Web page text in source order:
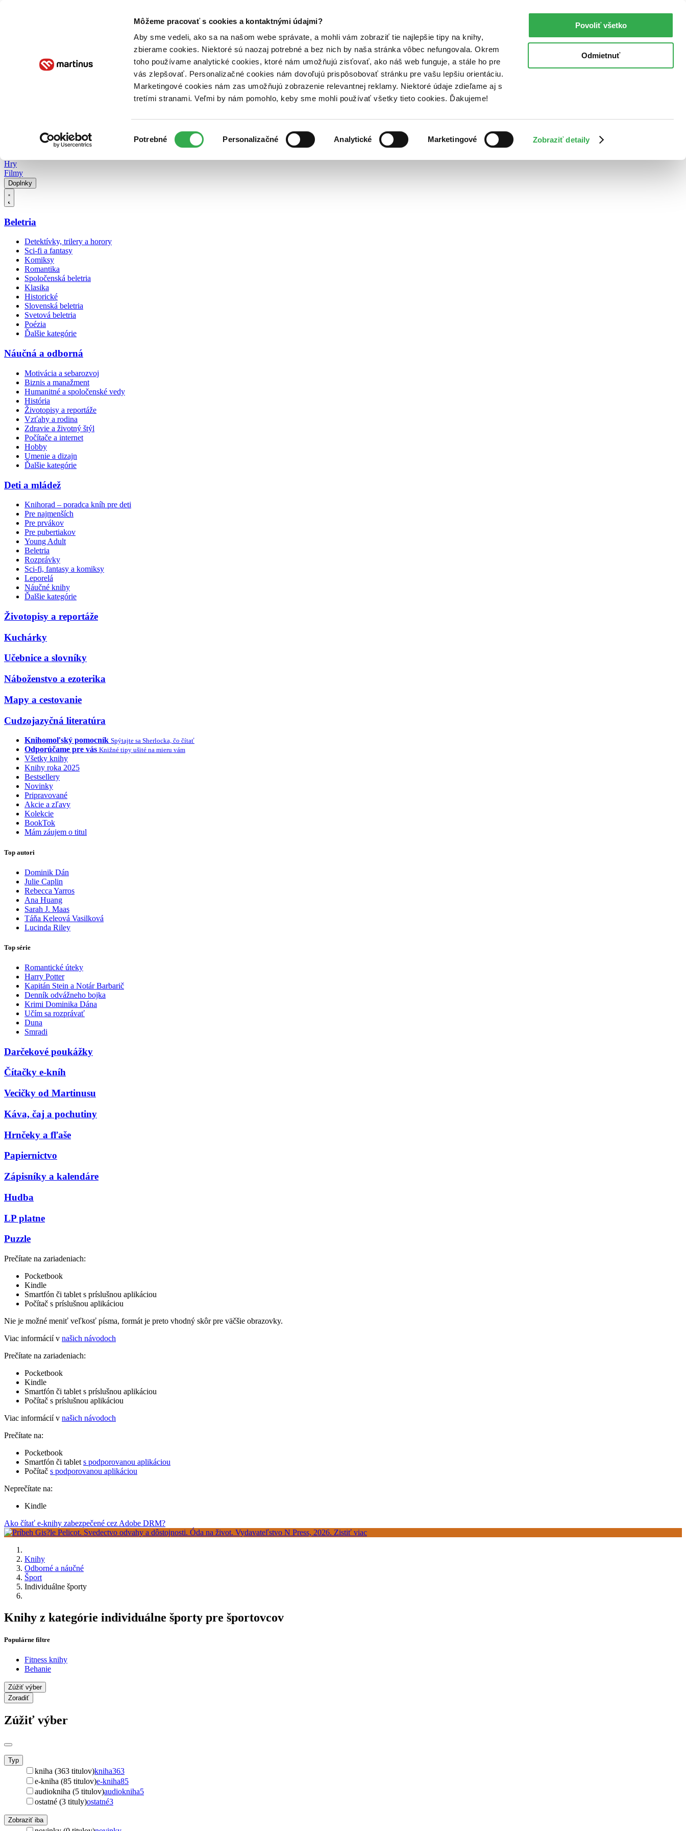
Môžeme pracovať s cookies a kontaktnými údajmi?
Aby sme vedeli, ako sa na našom webe správate, a mohli vám zobraziť tie najlepšie tipy na knihy,
zbierame cookies. Niektoré sú naozaj potrebné a bez nich by naša stránka vôbec nefungovala. Okrem
toho používame analytické cookies, ktoré nám umožňujú zisťovať, ako náš web funguje, a stále ho pre
vás zlepšovať. Personalizačné cookies nám dovoľujú prispôsobovať stránku pre vašu lepšiu orientáciu.
Marketingové cookies nám zas umožňujú zobrazenie relevantnej reklamy. Niektoré údaje zdieľame aj s
tretími stranami. Veľmi by nám pomohlo, keby sme mohli používať všetky tieto cookies. Ďakujeme!
súhlasu
Potrebné Personalizačné Analytické Marketingové Zobraziť detaily
Povoliť všetko
Odmietnuť
Poukážky Kontakt
Hry
Filmy
Doplnky
Beletria
Detektívky, trilery a horory
Sci-fi a fantasy
Komiksy
Romantika
Spoločenská beletria
Klasika
Historické
Slovenská beletria
Svetová beletria
Poézia
Ďalšie kategórie
Náučná a odborná
Motivácia a sebarozvoj
Biznis a manažment
Humanitné a spoločenské vedy
História
Životopisy a reportáže
Vzťahy a rodina
Zdravie a životný štýl
Počítače a internet
Hobby
Umenie a dizajn
Ďalšie kategórie
Deti a mládež
Knihorad – poradca kníh pre deti
Pre najmenších
Pre prvákov
Pre pubertiakov
Young Adult
Beletria
Rozprávky
Sci-fi, fantasy a komiksy
Leporelá
Náučné knihy
Ďalšie kategórie
Životopisy a reportáže
Kuchárky
Učebnice a slovníky
Náboženstvo a ezoterika
Mapy a cestovanie
Cudzojazyčná literatúra
Knihomoľský pomocník Spýtajte sa Sherlocka, čo čítať
Odporúčame pre vás Knižné tipy ušité na mieru vám
Všetky knihy
Knihy roka 2025
Bestsellery
Novinky
Pripravované
Akcie a zľavy
Kolekcie
BookTok
Mám záujem o titul
Top autori
Dominik Dán
Julie Caplin
Rebecca Yarros
Ana Huang
Sarah J. Maas
Táňa Keleová Vasilková
Lucinda Riley
Top série
Romantické úteky
Harry Potter
Kapitán Stein a Notár Barbarič
Denník odvážneho bojka
Krimi Dominika Dána
Učím sa rozprávať
Duna
Smradi
Darčekové poukážky
Čítačky e-kníh
Vecičky od Martinusu
Káva, čaj a pochutiny
Hrnčeky a fľaše
Papiernictvo
Zápisníky a kalendáre
Hudba
LP platne
Puzzle
Prečítate na zariadeniach:
Pocketbook
Kindle
Smartfón či tablet s príslušnou aplikáciou
Počítač s príslušnou aplikáciou
Nie je možné meniť veľkosť písma, formát je preto vhodný skôr pre väčšie obrazovky.
Viac informácií v našich návodoch
Prečítate na zariadeniach:
Pocketbook
Kindle
Smartfón či tablet s príslušnou aplikáciou
Počítač s príslušnou aplikáciou
Viac informácií v našich návodoch
Prečítate na:
Pocketbook
Smartfón či tablet s podporovanou aplikáciou
Počítač s podporovanou aplikáciou
Neprečítate na:
Kindle
Ako čítať e-knihy zabezpečené cez Adobe DRM?
Knihy
Odborné a náučné
Šport
Individuálne športy
Knihy z kategórie individuálne športy pre športovcov
Populárne filtre
Fitness knihy
Behanie
Zúžiť výber
Zoradiť
Zúžiť výber
Typ
kniha (363 titulov)kniha363
e-kniha (85 titulov)e-kniha85
audiokniha (5 titulov)audiokniha5
ostatné (3 tituly)ostatné3
Zobraziť iba